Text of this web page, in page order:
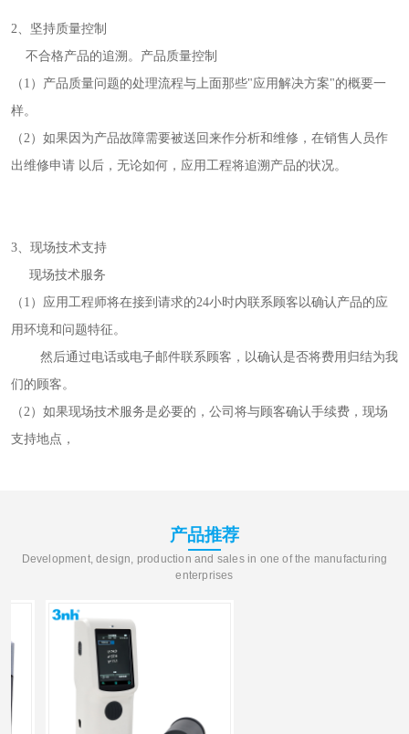
2、坚持质量控制
不合格产品的追溯。产品质量控制
（1）产品质量问题的处理流程与上面那些"应用解决方案"的概要一
样。
（2）如果因为产品故障需要被送回来作分析和维修，在销售人员作
出维修申请 以后，无论如何，应用工程将追溯产品的状况。
3、现场技术支持
现场技术服务
（1）应用工程师将在接到请求的24小时内联系顾客以确认产品的应
用环境和问题特征。
然后通过电话或电子邮件联系顾客，以确认是否将费用归结为我
们的顾客。
（2）如果现场技术服务是必要的，公司将与顾客确认手续费，现场
支持地点，
产品推荐
Development, design, production and sales in one of the manufacturing
enterprises